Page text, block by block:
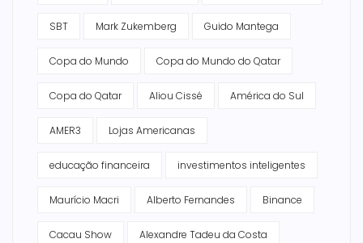
SBT Mark Zukemberg Guido Mantega
Copa do Mundo Copa do Mundo do Qatar
Copa do Qatar Aliou Cissé América do Sul
AMER3 Lojas Americanas
educação financeira investimentos inteligentes
Maurício Macri Alberto Fernandes Binance
Cacau Show Alexandre Tadeu da Costa